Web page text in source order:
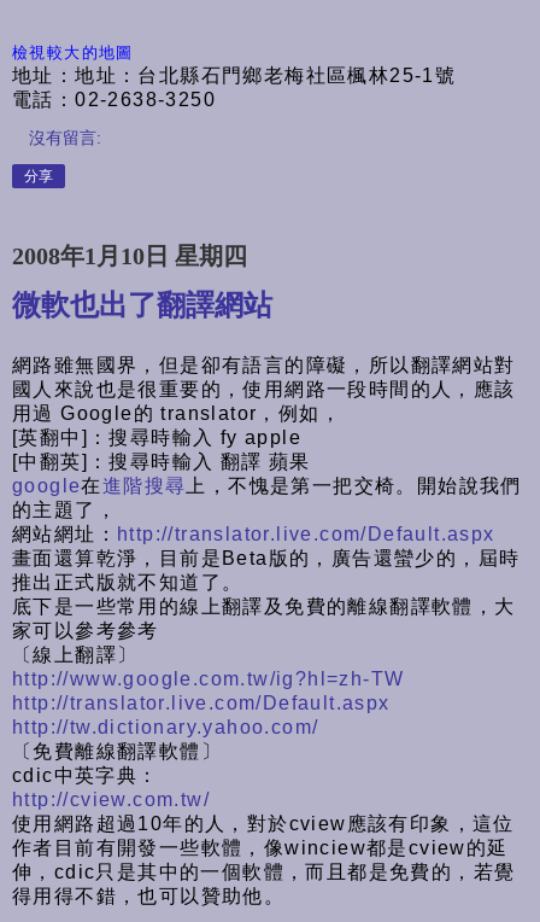
檢視較大的地圖
地址：地址：台北縣石門鄉老梅社區楓林25-1號
電話：02-2638-3250
沒有留言:
分享
2008年1月10日 星期四
微軟也出了翻譯網站
網路雖無國界，但是卻有語言的障礙，所以翻譯網站對
國人來說也是很重要的，使用網路一段時間的人，應該
用過 Google的 translator，例如，
[英翻中]：搜尋時輸入 fy apple
[中翻英]：搜尋時輸入 翻譯 蘋果
google在進階搜尋 上，不愧是第一把交椅。開始說我們
的主題了，
網站網址： http://translator.live.com/Default.aspx
畫面還算乾淨，目前是Beta版的，廣告還蠻少的，屆時
推出正式版就不知道了。
底下是一些常用的線上翻譯及免費的離線翻譯軟體，大
家可以參考參考
〔線上翻譯〕
http://www.google.com.tw/ig?hl=zh-TW
http://translator.live.com/Default.aspx
http://tw.dictionary.yahoo.com/
〔免費離線翻譯軟體〕
cdic中英字典：
http://cview.com.tw/
使用網路超過10年的人，對於cview應該有印象，這位
作者目前有開發一些軟體，像winciew都是cview的延
伸，cdic只是其中的一個軟體，而且都是免費的，若覺
得用得不錯，也可以贊助他。